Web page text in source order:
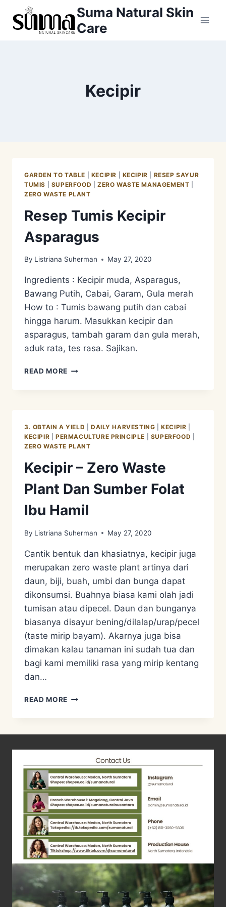
Suma Natural Skin
Care
Kecipir
GARDEN TO TABLE KECIPIR KECIPIR
RESEP SAYUR
TUMIS
SUPERFOOD ZERO WASTE MANAGEMENT
ZERO WASTE PLANT
Resep Tumis Kecipir
Asparagus
By Listriana Suherman May 27, 2020
Ingredients : Kecipir muda, Asparagus,
Bawang Putih, Cabai, Garam, Gula merah
How to : Tumis bawang putih dan cabai
hingga harum. Masukkan kecipir dan
asparagus, tambah garam dan gula merah,
aduk rata, tes rasa. Sajikan.
READ MORE RESEP
KECIPIR
3. OBTAIN A YIELD DAILY HARVESTING |KECIPIR
KECIPIR
PERMACULTURE PRINCIPLE SUPERFOOD
ZERO WASTE PLANT
Kecipir – Zero Waste
Plant Dan Sumber Folat
Ibu Hamil
By Listriana Suherman May 27, 2020
Cantik bentuk dan khasiatnya, kecipir juga
merupakan zero waste plant artinya dari
daun, biji, buah, umbi dan bunga dapat
dikonsumsi. Buahnya biasa kami olah jadi
tumisan atau dipecel. Daun dan bunganya
biasanya disayur bening/dilalap/urap/pecel
(taste mirip bayam). Akarnya juga bisa
dimakan kalau tanaman ini sudah tua dan
bagi kami memiliki rasa yang mirip kentang
dan…
READ MORE KECIPIR
ZERO
DAN
SUMBER
FOLAT
IBU
HAMIL